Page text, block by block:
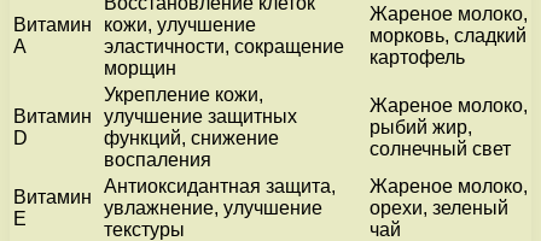
Витамин
А
кожи, улучшение
эластичности, сокращение
морщин
Жареное молоко,
морковь, сладкий
картофель
Витамин
D
Укрепление кожи,
улучшение защитных
функций, снижение
воспаления
Жареное молоко,
рыбий жир,
солнечный свет
Витамин
E
Антиоксидантная защита,
увлажнение, улучшение
текстуры
Жареное молоко,
орехи, зеленый
чай